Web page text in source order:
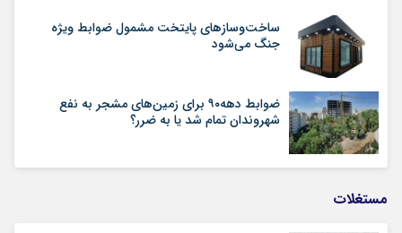
ساخت‌وسازهای پایتخت مشمول ضوابط ویژه
جنگ می‌شود
ضوابط دهه۹۰ برای زمین‌های مشجر به نفع
شهروندان تمام شد یا به ضرر؟
مستغلات